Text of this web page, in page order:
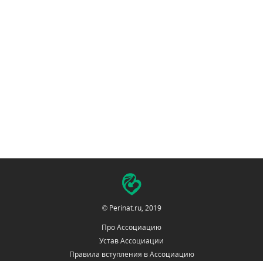
© Perinat.ru, 2019
Про Ассоциацию
Устав Ассоциации
Правила вступления в Ассоциацию